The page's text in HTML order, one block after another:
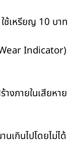
ช้เหรียญ 10 บาท
Indicator)
งภายในเสียหาย
เกินไปโดยไม่ได้